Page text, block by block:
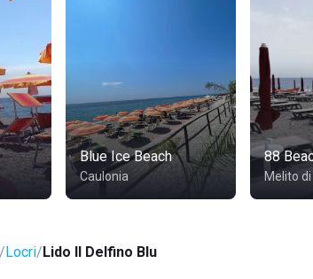
Blue Ice Beach
Caulonia
88
Melito
Locri Lido Il Delfino Blu